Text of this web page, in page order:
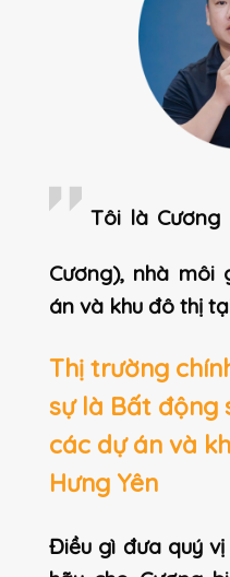
Tôi là Cương
Cương), nhà
án và khu đô thị
Thị trường
sự là Bất động
các dự án và
Hưng Yên
Điều gì đưa quý